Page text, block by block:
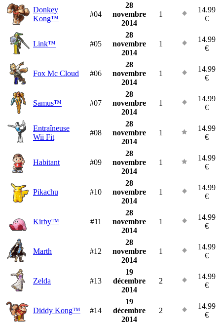
Donkey
Kong™
#04
28
novembre
2014
1
14.99
€
Link™ #05
28
novembre
2014
1
14.99
€
Fox Mc Cloud #06
28
novembre
2014
1
14.99
€
Samus™ #07
28
novembre
2014
1
14.99
€
Entraîneuse
Wii Fit
#08
28
novembre
2014
1
14.99
€
Habitant #09
28
novembre
2014
1
14.99
€
Pikachu #10
28
novembre
2014
1
14.99
€
Kirby™ #11
28
novembre
2014
1
14.99
€
Marth #12
28
novembre
2014
1
14.99
€
Zelda #13
19
décembre
2014
2
14.99
€
Diddy Kong™ #14
19
décembre
2014
2
14.99
€